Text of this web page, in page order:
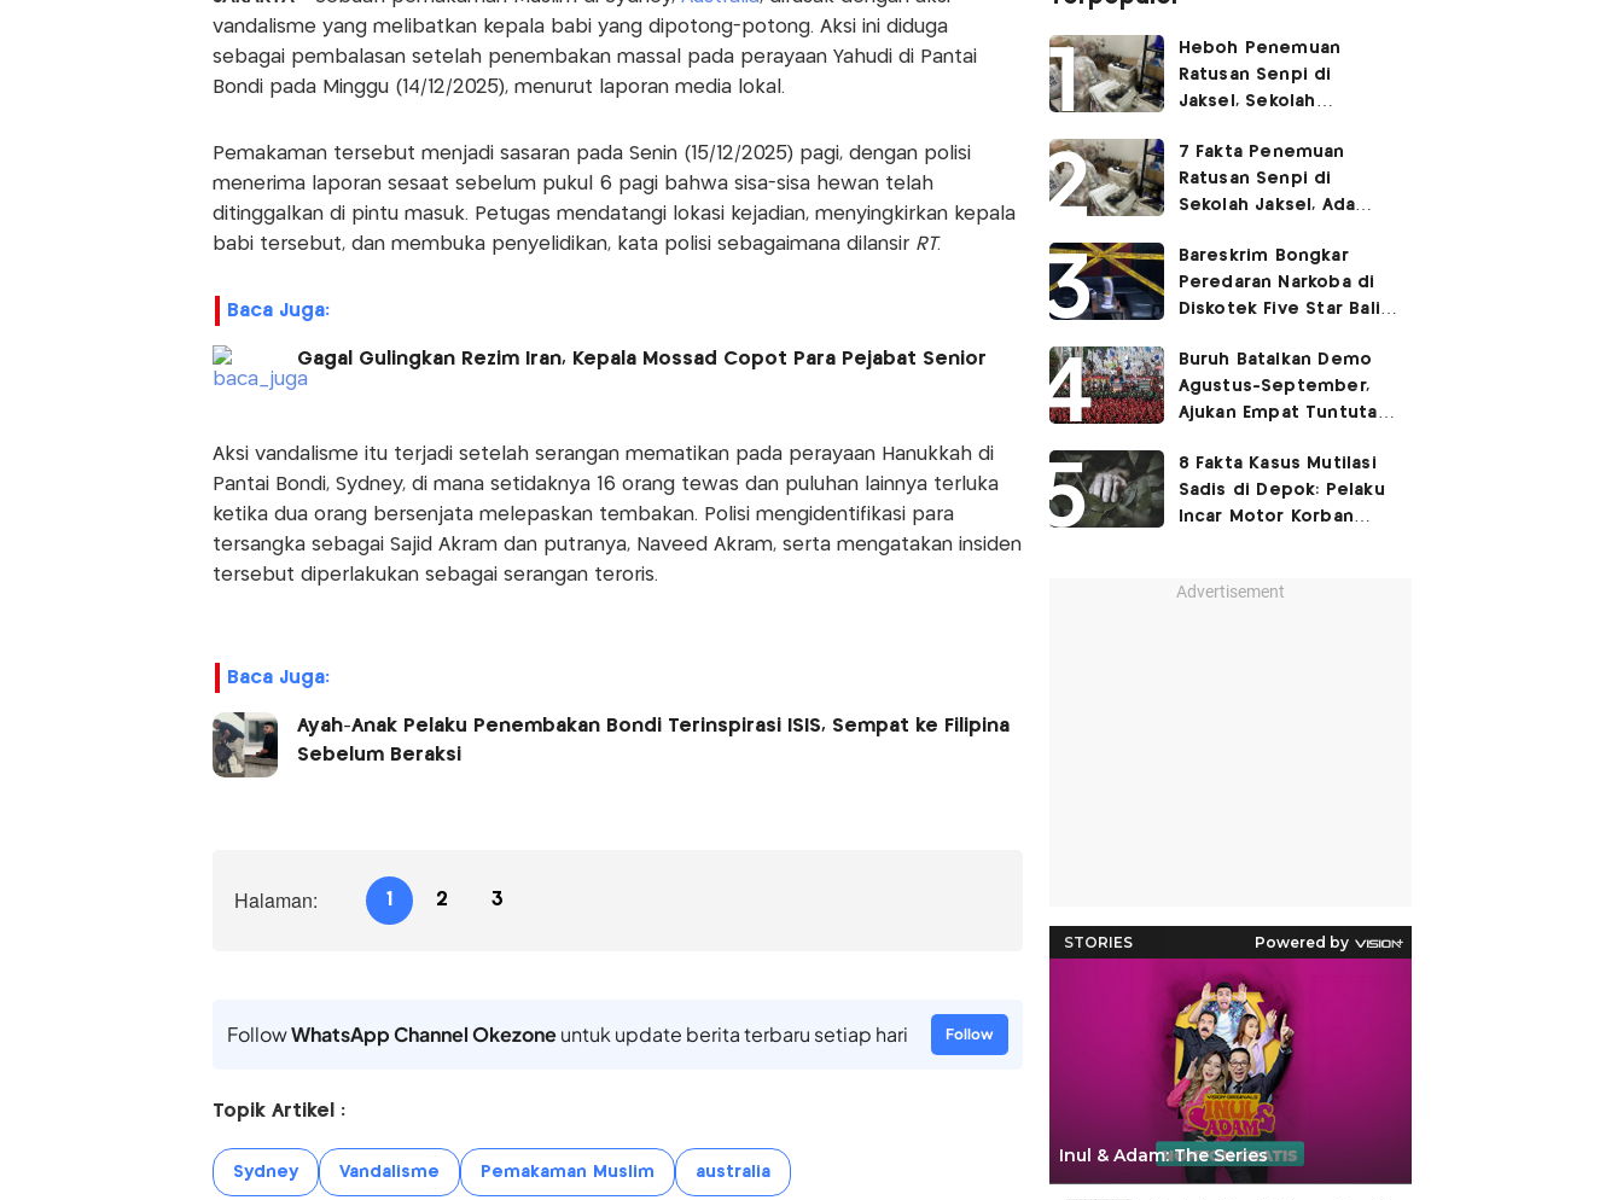
vandalisme yang melibatkan kepala babi yang dipotong-potong. Aksi ini diduga
sebagai pembalasan setelah penembakan massal pada perayaan Yahudi di Pantai
Bondi pada Minggu (14/12/2025), menurut laporan media lokal.
Pemakaman tersebut menjadi sasaran pada Senin (15/12/2025) pagi, dengan polisi
menerima laporan sesaat sebelum pukul 6 pagi bahwa sisa-sisa hewan telah
ditinggalkan di pintu masuk. Petugas mendatangi lokasi kejadian, menyingkirkan kepala
babi tersebut, dan membuka penyelidikan, kata polisi sebagaimana dilansir RT.
Baca Juga:
Gagal Gulingkan Rezim Iran, Kepala Mossad Copot Para Pejabat Senior
Aksi vandalisme itu terjadi setelah serangan mematikan pada perayaan Hanukkah di
Pantai Bondi, Sydney, di mana setidaknya 16 orang tewas dan puluhan lainnya terluka
ketika dua orang bersenjata melepaskan tembakan. Polisi mengidentifikasi para
tersangka sebagai Sajid Akram dan putranya, Naveed Akram, serta mengatakan insiden
tersebut diperlakukan sebagai serangan teroris.
Baca Juga:
Ayah-Anak Pelaku Penembakan Bondi Terinspirasi ISIS, Sempat ke Filipina
Sebelum Beraksi
Halaman: 1 2 3
FollowWhatsApp Channel Okezoneuntuk update berita terbaru setiap hari Follow
Topik Artikel :
Sydney Vandalisme Pemakaman Muslim australia
Heboh Penemuan
Ratusan Senpi di
Jaksel, Sekolah
Kegiatan Eskul
Menembak
7 Fakta Penemuan
Ratusan Senpi di
Sekolah Jaksel, Ada
Ruang Bunker
Bareskrim Bongkar
Peredaran Narkoba di
Diskotek Five Star Bali,
Buruh Batalkan Demo
Agustus-September,
Ajukan Empat Tuntutan
8 Fakta Kasus Mutilasi
Sadis di Depok: Pelaku
Incar Motor Korban
Advertisement